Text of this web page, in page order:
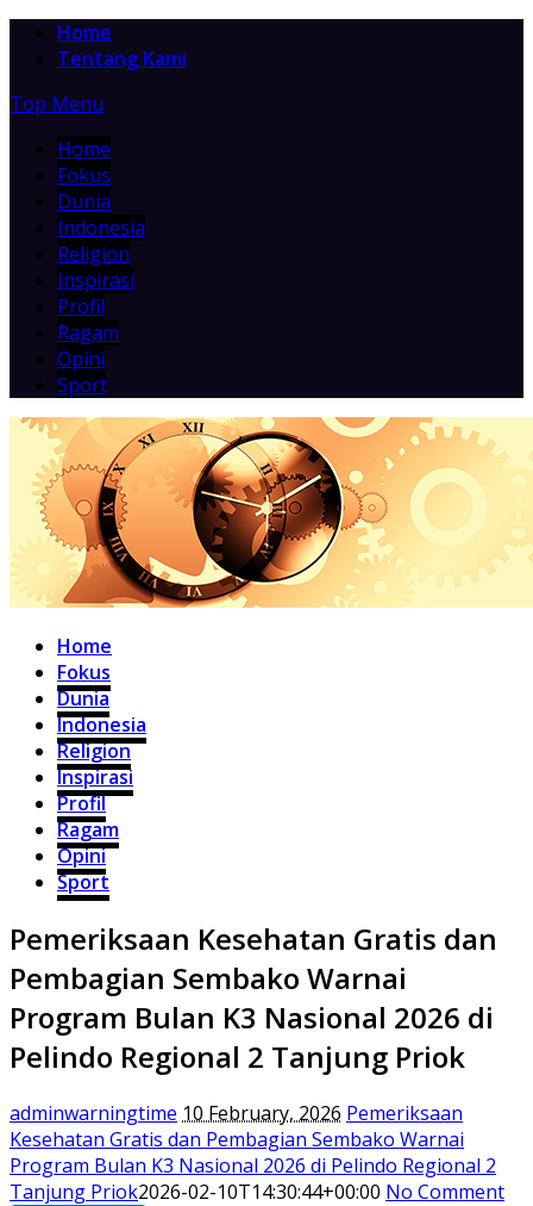
Home
Tentang Kami
Top Menu
Home
Fokus
Dunia
Indonesia
Religion
Inspirasi
Profil
Ragam
Opini
Sport
Home
Fokus
Dunia
Indonesia
Religion
Inspirasi
Profil
Ragam
Opini
Sport
Pemeriksaan Kesehatan Gratis dan
Pembagian Sembako Warnai
Program Bulan K3 Nasional 2026 di
Pelindo Regional 2 Tanjung Priok
adminwarningtime 10 February, 2026 Pemeriksaan
Kesehatan Gratis dan Pembagian Sembako Warnai
Program Bulan K3 Nasional 2026 di Pelindo Regional 2
Tanjung Priok2026-02-10T14:30:44+00:00 No Comment